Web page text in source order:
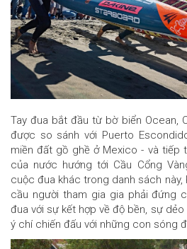
Tay đua bắt đầu từ bờ biển Ocean,
được so sánh với Puerto
miền đất gồ ghề ở Mexico - và tiếp
của nước hướng tới Cầu Cổng
cuộc đua khác trong danh sách này,
cầu người tham gia gia phải đứng
đua với sự kết hợp về độ bền, sự dẻo
ý chí chiến đấu với những con sóng